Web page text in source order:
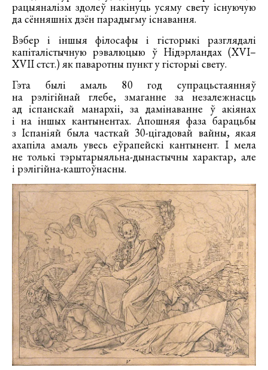
рацыяналізм здолеў накінуць усяму свету існуючую
да сённяшніх дзён парадыгму існавання.
Вэбер і іншыя філосафы і гісторыкі разглядалі
капіталістычную рэвалюцыю ў Нідэрландах (XVI–
XVII стст.) як паваротны пункт у гісторыі свету.
Гэта былі амаль 80 год супрацьстаянняў
на рэлігійнай глебе, змаганне за незалежнасць
ад іспанскай манархіі, за дамінаванне ў акіянах
і на іншых кантынентах. Апошняя фаза барацьбы
з Іспаніяй была часткай 30-цігадовай вайны, якая
ахапіла амаль увесь еўрапейскі кантынент. І мела
не толькі тэрытарыяльна-дынастычны характар, але
і рэлігійна-каштоўнасны.